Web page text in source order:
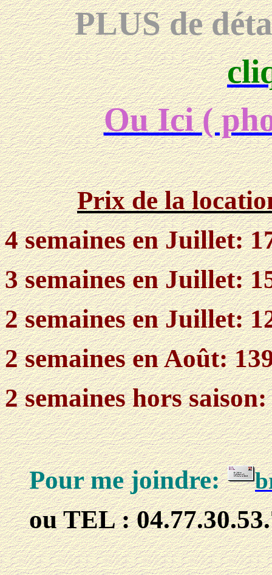
PLUS de
Ou Ici(
Prix de la
4 semaines en Juillet:
3 semaines en Juillet:
2 semaines en Juillet:
2 semaines en Août:
2 semaines hors
Pour me joindre:
ouTEL :